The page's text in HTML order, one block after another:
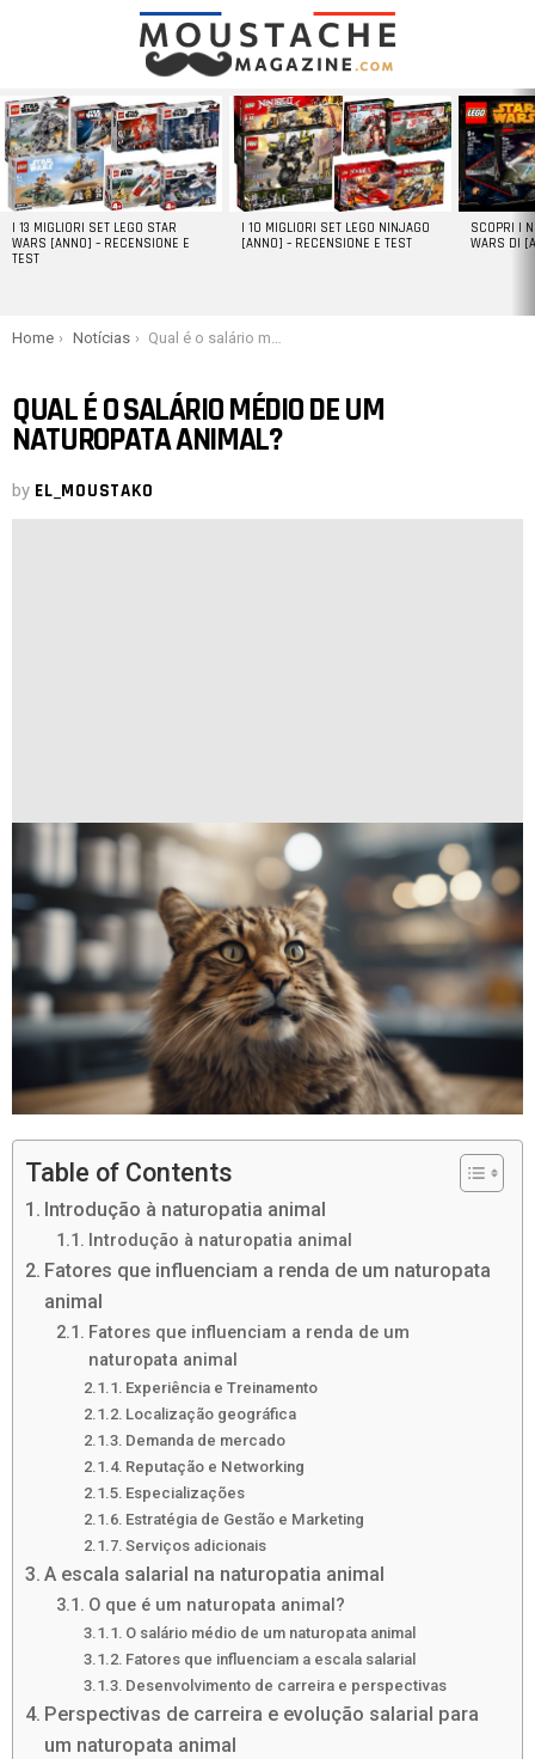
LATEST
STORIES
I 13 MIGLIORI SET LEGO STAR
WARS [ANNO] – RECENSIONE E
TEST
I 10 MIGLIORI SET LEGO NINJAGO
[ANNO] – RECENSIONE E TEST
SCOPRI I
WARS DI
You are here:
Home Notícias Qual é o salário médio de um naturopata animal?
QUAL É O SALÁRIO MÉDIO DE UM
NATUROPATA ANIMAL?
by EL_MOUSTAKO
Table of Contents
Introdução à naturopatia animal
Introdução à naturopatia animal
Fatores que influenciam a renda de um naturopata
animal
Fatores que influenciam a renda de um
naturopata animal
Experiência e Treinamento
Localização geográfica
Demanda de mercado
Reputação e Networking
Especializações
Estratégia de Gestão e Marketing
Serviços adicionais
A escala salarial na naturopatia animal
O que é um naturopata animal?
O salário médio de um naturopata animal
Fatores que influenciam a escala salarial
Desenvolvimento de carreira e perspectivas
Perspectivas de carreira e evolução salarial para
um naturopata animal